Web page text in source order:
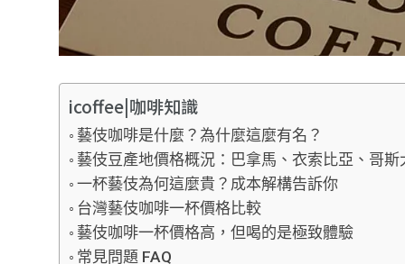
icoffee|咖啡知識
藝伎咖啡是什麼？為什麼這麼有名？
藝伎豆產地價格概況：巴拿馬、衣索比亞、哥斯
一杯藝伎為何這麼貴？成本解構告訴你
台灣藝伎咖啡一杯價格比較
藝伎咖啡一杯價格高，但喝的是極致體驗
常見問題 FAQ